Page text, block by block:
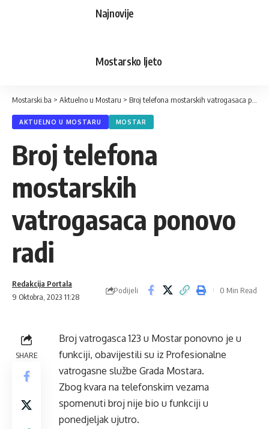
Najnovije
Mostarsko ljeto
Mostarski.ba > Aktuelno u Mostaru > Broj telefona mostarskih vatrogasaca ponovo radi
AKTUELNO U MOSTARU MOSTAR
Broj telefona
mostarskih
vatrogasaca ponovo
radi
9 Oktobra, 2023 11:28
Redakcija Portala
Podijeli 0 Min Read
SHARE
Broj vatrogasca 123 u Mostar ponovno je u
funkciji, obavijestili su iz Profesionalne
vatrogasne službe Grada Mostara.
Zbog kvara na telefonskim vezama
spomenuti broj nije bio u funkciji u
ponedjeljak ujutro.